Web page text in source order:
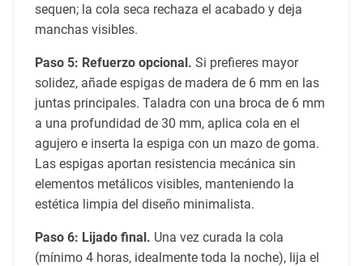
sequen; la cola seca rechaza el acabado y deja
manchas visibles.
Paso 5: Refuerzo opcional. Si prefieres mayor
solidez, añade espigas de madera de 6 mm en las
juntas principales. Taladra con una broca de 6 mm
a una profundidad de 30 mm, aplica cola en el
agujero e inserta la espiga con un mazo de goma.
Las espigas aportan resistencia mecánica sin
elementos metálicos visibles, manteniendo la
estética limpia del diseño minimalista.
Paso 6: Lijado final. Una vez curada la cola
(mínimo 4 horas, idealmente toda la noche), lija el